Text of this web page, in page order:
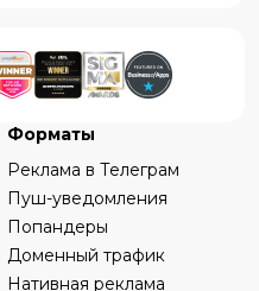
Форматы
Реклама в Телеграм
Пуш-уведомления
Попандеры
Доменный трафик
Нативная реклама